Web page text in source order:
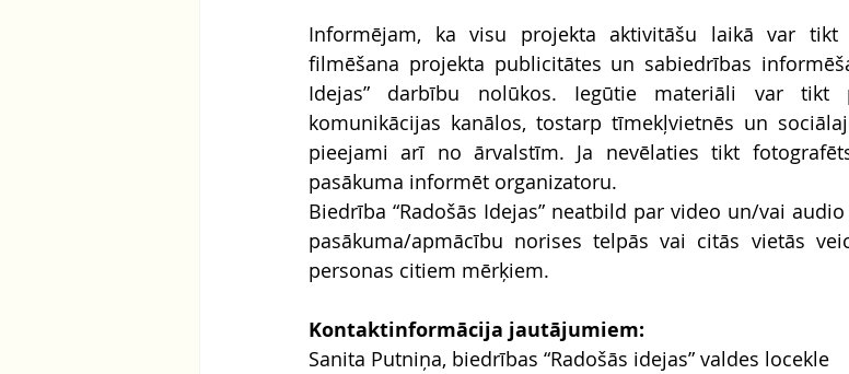
Informējam, ka visu projekta aktivitāšu laikā var tikt
filmēšana projekta publicitātes un sabiedrības
Idejas” darbību nolūkos. Iegūtie materiāli var tikt
komunikācijas kanālos, tostarp tīmekļvietnēs un
pieejami arī no ārvalstīm. Ja nevēlaties tikt
pasākuma informēt organizatoru.
Biedrība “Radošās Idejas” neatbild par video un/vai
pasākuma/apmācību norises telpās vai citās vietās
personas citiem mērķiem.
Kontaktinformācija jautājumiem:
Sanita Putniņa, biedrības “Radošās idejas” valdes locekle